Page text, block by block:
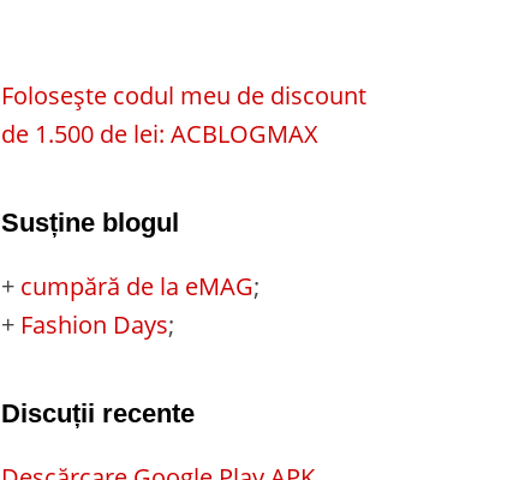
Folosește codul meu de discount
de 1.500 de lei: ACBLOGMAX
Susține blogul
+ cumpără de la eMAG;
+ Fashion Days;
Discuții recente